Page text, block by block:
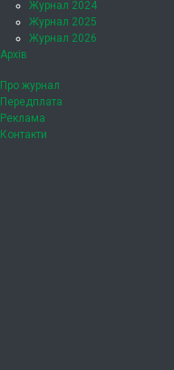
Журнал 2024
Журнал 2025
Журнал 2026
Архів
Про журнал
Передплата
Реклама
Контакти